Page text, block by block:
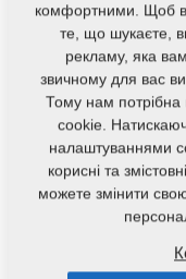
степени закрыты
Подтвердилась
через машину
оптимальному
Terrix
для пахоты. Они
почвах с большим
Пов'язані
комфортними. Щоб
те, що шукаєте,
рекламу, яка
звичному для вас
Тому нам потрібна
cookie.
налаштуваннями
корисні та
можете змінити